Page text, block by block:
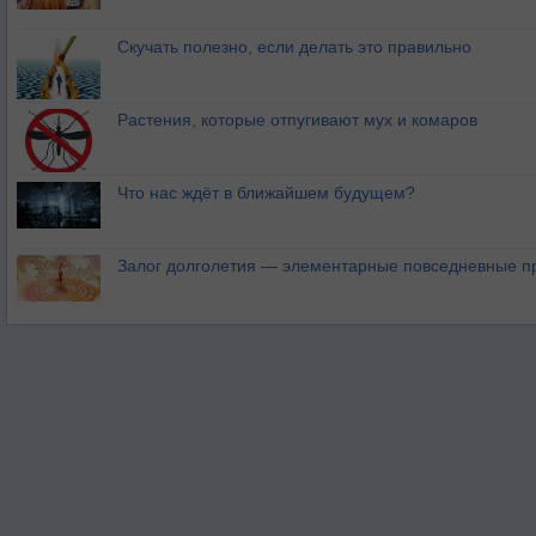
Скучать полезно, если делать это правильно
Растения, которые отпугивают мух и комаров
Что нас ждёт в ближайшем будущем?
Залог долголетия — элементарные повседневные